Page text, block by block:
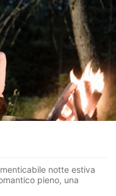
notte estiva
pieno, una